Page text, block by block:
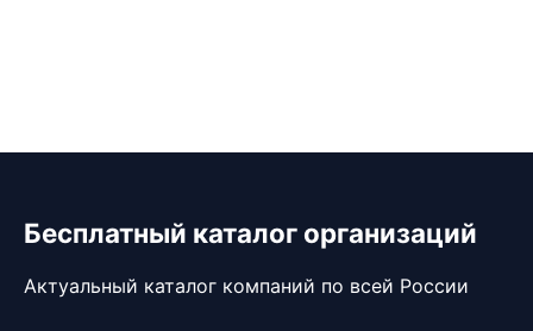
Бесплатный каталог организаций
Актуальный каталог компаний по всей России